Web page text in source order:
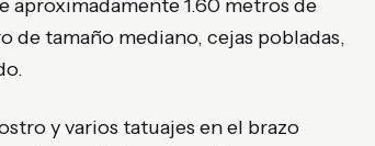
aproximadamente 1.60 metros de
de tamaño mediano, cejas pobladas,
y varios tatuajes en el brazo